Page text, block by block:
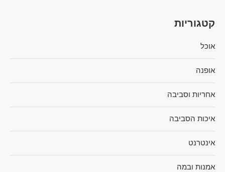
קטגוריות
אוכל
אופנה
אחריות וסביבה
איכות הסביבה
אינטרנט
אמנות ובמה